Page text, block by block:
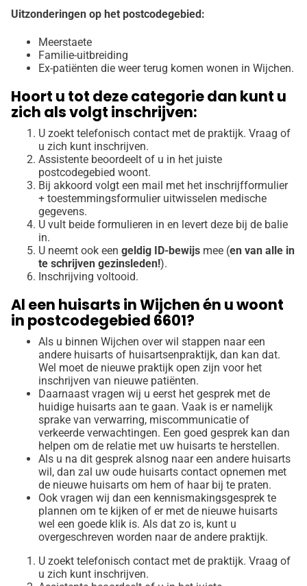
Uitzonderingen op het postcodegebied:
Meerstaete
Familie-uitbreiding
Ex-patiënten die weer terug komen wonen in Wijchen.
Hoort u tot deze categorie dan kunt u
zich als volgt inschrijven:
U zoekt telefonisch contact met de praktijk. Vraag of
u zich kunt inschrijven.
Assistente beoordeelt of u in het juiste
postcodegebied woont.
Bij akkoord volgt een mail met het inschrijfformulier
+ toestemmingsformulier uitwisselen medische
gegevens.
U vult beide formulieren in en levert deze bij de balie
in.
U neemt ook een geldig ID-bewijs mee (en van alle in
te schrijven gezinsleden!).
Inschrijving voltooid.
Al een huisarts in Wijchen én u woont
in postcodegebied 6601?
Als u binnen Wijchen over wil stappen naar een
andere huisarts of huisartsenpraktijk, dan kan dat.
Wel moet de nieuwe praktijk open zijn voor het
inschrijven van nieuwe patiënten.
Daarnaast vragen wij u eerst het gesprek met de
huidige huisarts aan te gaan. Vaak is er namelijk
sprake van verwarring, miscommunicatie of
verkeerde verwachtingen. Een goed gesprek kan dan
helpen om de relatie met uw huisarts te herstellen.
Als u na dit gesprek alsnog naar een andere huisarts
wil, dan zal uw oude huisarts contact opnemen met
de nieuwe huisarts om hem of haar bij te praten.
Ook vragen wij dan een kennismakingsgesprek te
plannen om te kijken of er met de nieuwe huisarts
wel een goede klik is. Als dat zo is, kunt u
overgeschreven worden naar de andere praktijk.
U zoekt telefonisch contact met de praktijk. Vraag of
u zich kunt inschrijven.